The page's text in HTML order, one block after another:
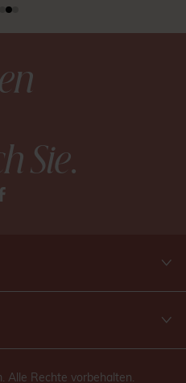
Sie.
Alle Rechte vorbehalten.